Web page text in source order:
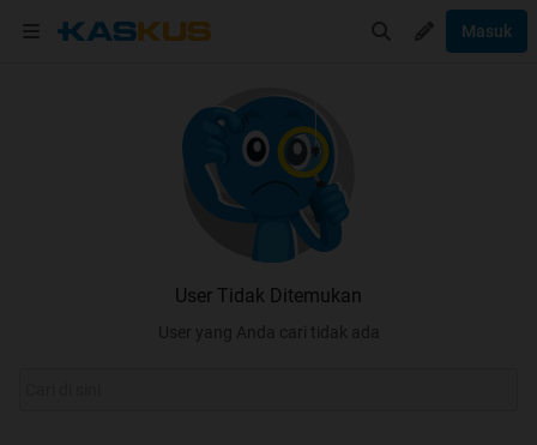
Masuk
User Tidak Ditemukan
User yang Anda cari tidak ada